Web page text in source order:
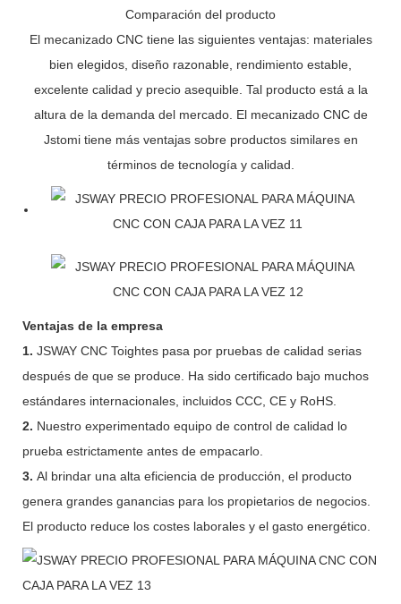
Comparación del producto
El mecanizado CNC tiene las siguientes ventajas: materiales
bien elegidos, diseño razonable, rendimiento estable,
excelente calidad y precio asequible. Tal producto está a la
altura de la demanda del mercado. El mecanizado CNC de
Jstomi tiene más ventajas sobre productos similares en
términos de tecnología y calidad.
Ventajas de la empresa
1. JSWAY CNC Toightes pasa por pruebas de calidad serias
después de que se produce. Ha sido certificado bajo muchos
estándares internacionales, incluidos CCC, CE y RoHS.
2. Nuestro experimentado equipo de control de calidad lo
prueba estrictamente antes de empacarlo.
3. Al brindar una alta eficiencia de producción, el producto
genera grandes ganancias para los propietarios de negocios.
El producto reduce los costes laborales y el gasto energético.